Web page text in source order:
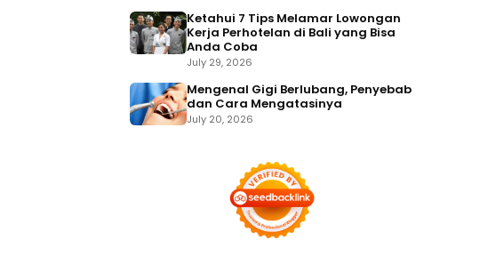
Ketahui 7 Tips Melamar Lowongan
Kerja Perhotelan di Bali yang Bisa
Anda Coba
July 29, 2026
Mengenal Gigi Berlubang, Penyebab
dan Cara Mengatasinya
July 20, 2026